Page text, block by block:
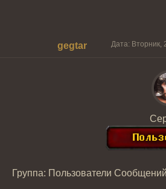
gegtar Дата:
Группа: Пользователи